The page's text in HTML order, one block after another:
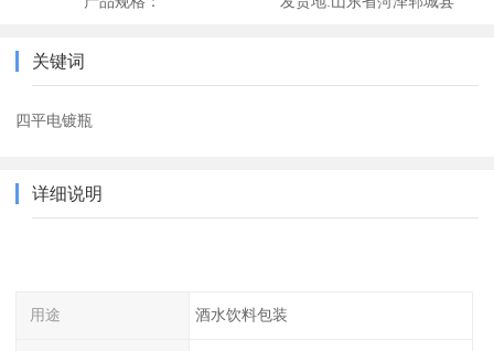
关键词
四平电镀瓶
详细说明
用途 酒水饮料包装